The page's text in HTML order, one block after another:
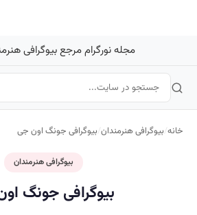
مجله نورگرام مرجع بیوگرافی
خانه/بیوگرافی هنرمندان/بیوگرافی جونگ اون جی
بیوگرافی هنرمندان
بیوگرافی جونگ